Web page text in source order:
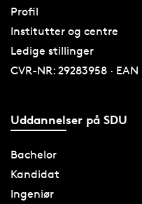
Profil
Institutter og centre
Ledige stillinger
CVR-NR: 29283958 · EAN
Uddannelser på SDU
Bachelor
Kandidat
Ingeniør